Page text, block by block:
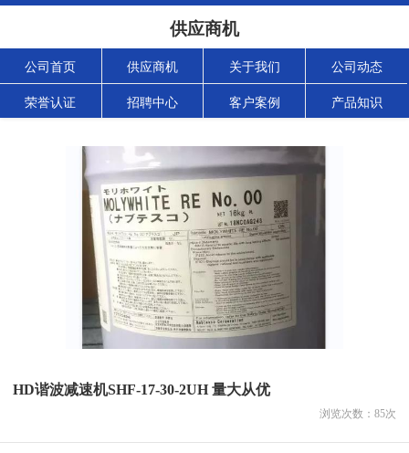
供应商机
公司首页 供应商机 关于我们 公司动态
荣誉认证 招聘中心 客户案例 产品知识
HD谐波减速机SHF-17-30-2UH 量大从优
浏览次数： 85次